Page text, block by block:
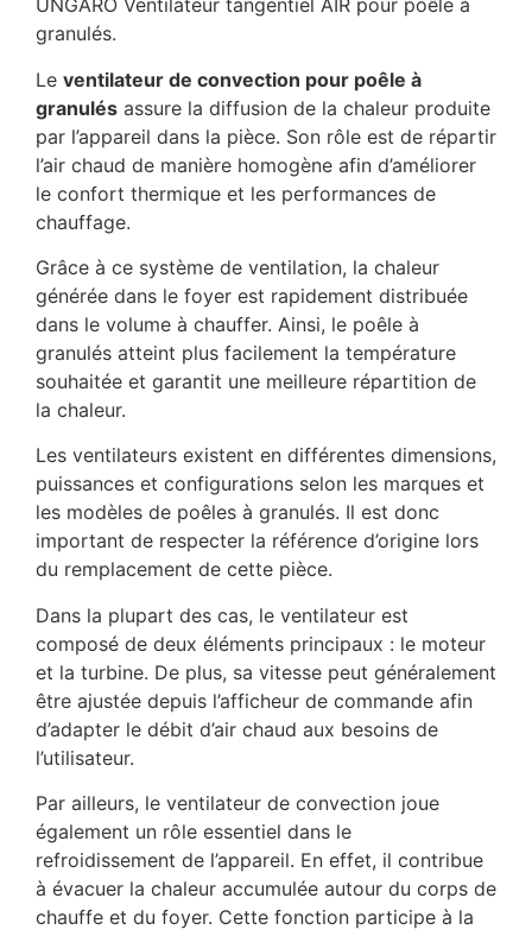
UNGARO Ventilateur tangentiel AIR pour poêle à
granulés.
Le ventilateur de convection pour poêle à
granulés assure la diffusion de la chaleur produite
par l’appareil dans la pièce. Son rôle est de répartir
l’air chaud de manière homogène afin d’améliorer
le confort thermique et les performances de
chauffage.
Grâce à ce système de ventilation, la chaleur
générée dans le foyer est rapidement distribuée
dans le volume à chauffer. Ainsi, le poêle à
granulés atteint plus facilement la température
souhaitée et garantit une meilleure répartition de
la chaleur.
Les ventilateurs existent en différentes dimensions,
puissances et configurations selon les marques et
les modèles de poêles à granulés. Il est donc
important de respecter la référence d’origine lors
du remplacement de cette pièce.
Dans la plupart des cas, le ventilateur est
composé de deux éléments principaux : le moteur
et la turbine. De plus, sa vitesse peut généralement
être ajustée depuis l’afficheur de commande afin
d’adapter le débit d’air chaud aux besoins de
l’utilisateur.
Par ailleurs, le ventilateur de convection joue
également un rôle essentiel dans le
refroidissement de l’appareil. En effet, il contribue
à évacuer la chaleur accumulée autour du corps de
chauffe et du foyer. Cette fonction participe à la